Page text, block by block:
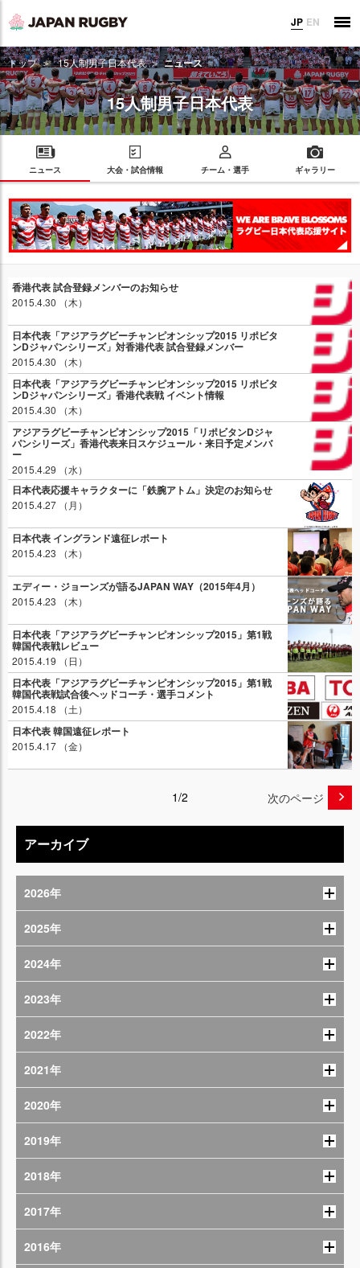
JP EN
トップ 15人制男子日本代表 ニュース
15人制男子日本代表
ニュース 大会・試合情報 チーム・選手 ギャラリー
香港代表 試合登録メンバーのお知らせ
2015.4.30 （木）
日本代表「アジアラグビーチャンピオンシップ2015 リポビタ
ンDジャパンシリーズ」対香港代表 試合登録メンバー
2015.4.30 （木）
日本代表「アジアラグビーチャンピオンシップ2015 リポビタ
ンDジャパンシリーズ」香港代表戦 イベント情報
2015.4.30 （木）
アジアラグビーチャンピオンシップ2015「リポビタンDジャ
パンシリーズ」香港代表来日スケジュール・来日予定メンバ
ー
2015.4.29 （水）
日本代表応援キャラクターに「鉄腕アトム」決定のお知らせ
2015.4.27 （月）
日本代表 イングランド遠征レポート
2015.4.23 （木）
エディー・ジョーンズが語るJAPAN WAY（2015年4月）
2015.4.23 （木）
日本代表「アジアラグビーチャンピオンシップ2015」第1戦
韓国代表戦レビュー
2015.4.19 （日）
日本代表「アジアラグビーチャンピオンシップ2015」第1戦
韓国代表戦試合後ヘッドコーチ・選手コメント
2015.4.18 （土）
日本代表 韓国遠征レポート
2015.4.17 （金）
1/2 次のページ
アーカイブ
2026年
2025年
2024年
2023年
2022年
2021年
2020年
2019年
2018年
2017年
2016年